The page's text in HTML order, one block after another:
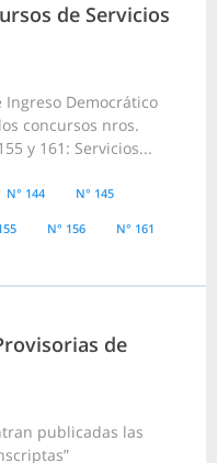
de Servicios
Democrático
concursos nros.
y 161: Servicios...
N° 144 N° 145
N° 156 N° 161
de
publicadas las